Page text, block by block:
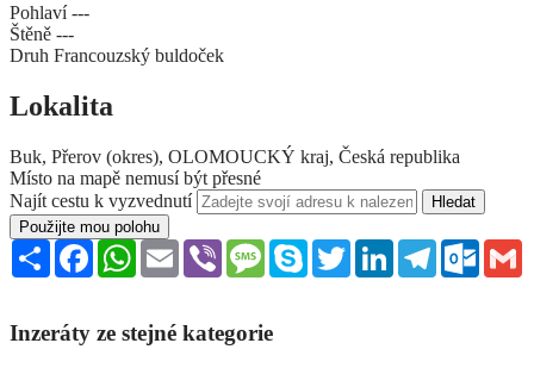
Pohlaví ---
Štěně ---
Druh Francouzský buldoček
Lokalita
Buk, Přerov (okres), OLOMOUCKÝ kraj, Česká republika
Místo na mapě nemusí být přesné
Najít cestu k vyzvednutí
Použijte mou polohu
Sdílet FacebookWhatsApp
Email Viber MessageSkype TwitterLinkedInTelegram
Inzeráty ze stejné kategorie